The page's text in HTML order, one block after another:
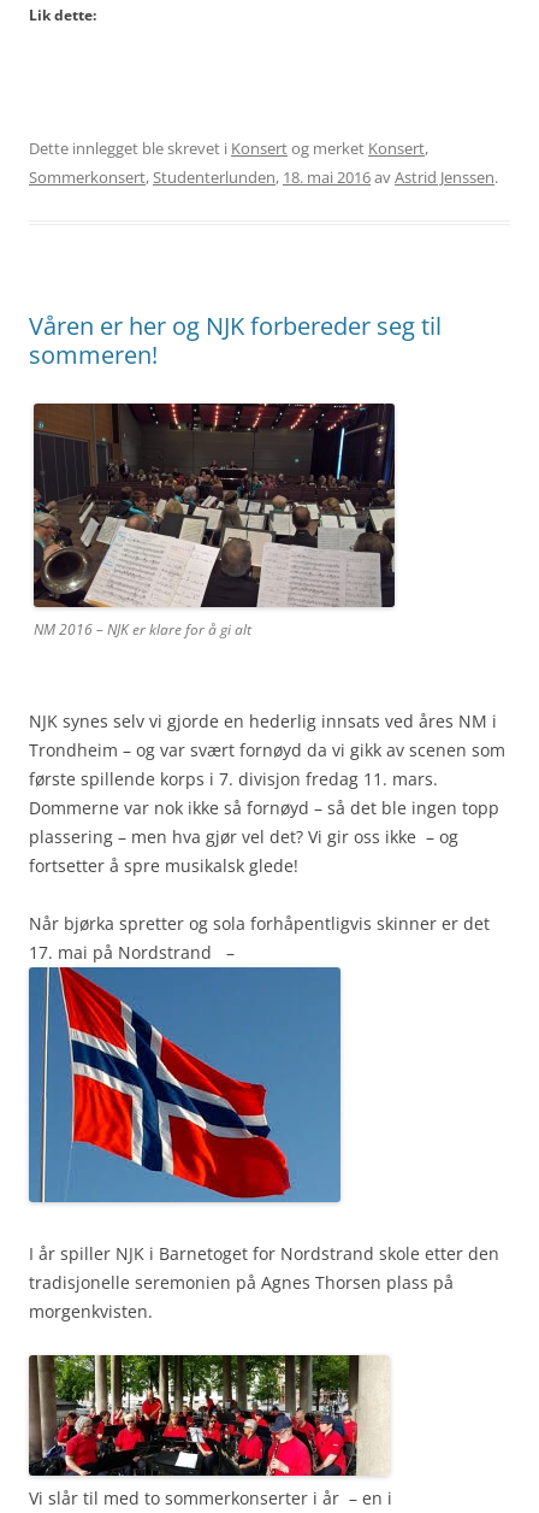
Lik dette:
Dette innlegget ble skrevet i Konsertog merket Konsert,
Sommerkonsert,Studenterlunden, 18. mai 2016avAstrid Jenssen.
Våren er her og NJK forbereder seg til
sommeren!
NM 2016 – NJK er klare for å gi alt
NJK synes selv vi gjorde en hederlig innsats ved åres NM i
Trondheim – og var svært fornøyd da vi gikk av scenen som
første spillende korps i 7. divisjon fredag 11. mars.
Dommerne var nok ikke så fornøyd – så det ble ingen topp
plassering – men hva gjør vel det? Vi gir oss ikke – og
fortsetter å spre musikalsk glede!
Når bjørka spretter og sola forhåpentligvis skinner er det
17. mai på Nordstrand –
I år spiller NJK i Barnetoget for Nordstrand skole etter den
tradisjonelle seremonien på Agnes Thorsen plass på
morgenkvisten.
Vi slår til med to sommerkonserter i år – en i